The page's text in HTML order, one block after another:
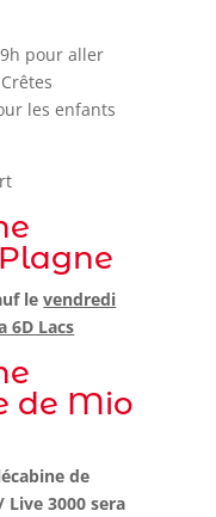
pour aller
les enfants
levendredi
6D Lacs
de Mio
de
Live 3000 sera